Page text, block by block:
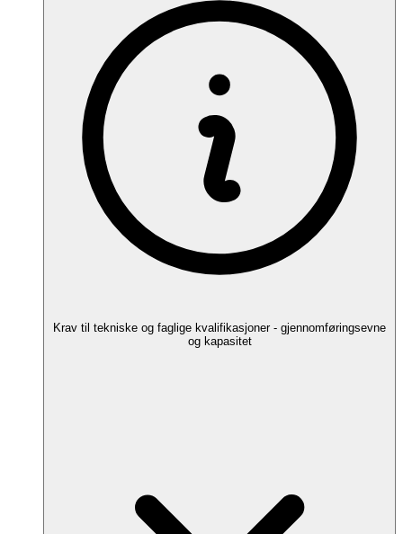
Krav til tekniske og faglige kvalifikasjoner - gjennomføringsevne
og kapasitet